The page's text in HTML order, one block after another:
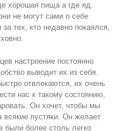
хорошая пища а где яд.
не могут сами о себе
тех, кто недавно покаялся,
настроение постоянно
выводит их из себя.
отвлекаются, их очень
нас к такому состоянию,
Он хочет, чтобы мы
всякие пустяки. Он желает
были более столь легко